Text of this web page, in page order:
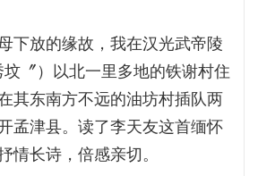
下放的缘故，我在汉光武帝陵
坟〞）以北一里多地的铁谢村住
其东南方不远的油坊村插队两
孟津县。读了李天友这首缅怀
情长诗，倍感亲切。